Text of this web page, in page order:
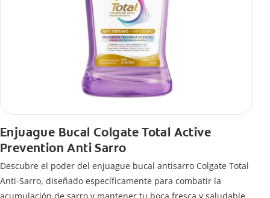
Enjuague Bucal Colgate Total Active
Prevention Anti Sarro
Descubre el poder del enjuague bucal antisarro Colgate Total
Anti-Sarro, diseñado específicamente para combatir la